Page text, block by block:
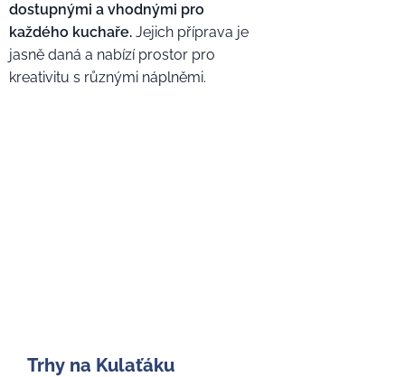
dostupnými a vhodnými pro
každého kuchaře. Jejich příprava je
jasně daná a nabízí prostor pro
kreativitu s různými náplněmi.
Trhy na Kulaťáku